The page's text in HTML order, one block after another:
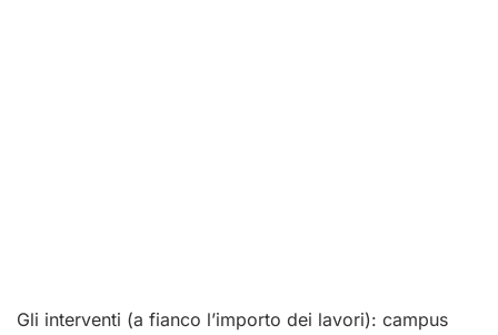
Gli interventi (a fianco l’importo dei lavori): campus